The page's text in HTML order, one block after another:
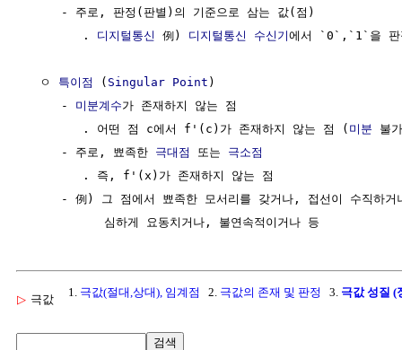
     - 주로, 판정(판별)의 기준으로 삼는 값(점)
        .
디지털통신 例) 디지털통신 수신기에서 `0`,`1`을 판
  ㅇ
특이점 ( Singular Point )
     -
미분계수가 존재하지 않는 점
        . 어떤 점 c에서 f'(c)가 존재하지 않는 점 (
미분 불
     - 주로, 뾰족한
극대점 또는 극소점
        . 즉, f'(x)가 존재하지 않는 점
- 例) 그 점에서 뾰족한 모서리를 갖거나, 접선이 수직하거
▷ 극값
1. 극값(절대,상대), 임계점 2. 극값의 존재 및 판정 3. 극값 성질 (
검색